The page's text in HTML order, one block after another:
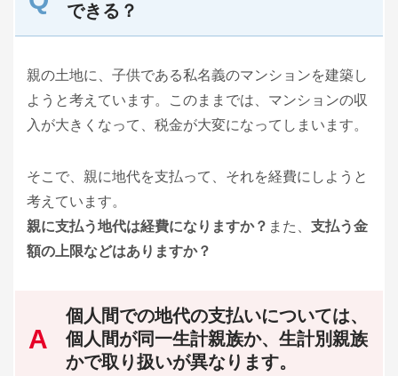
できる？
親の土地に、子供である私名義のマンションを建築し
ようと考えています。このままでは、マンションの収
入が大きくなって、税金が大変になってしまいます。
そこで、親に地代を支払って、それを経費にしようと
考えています。
親に支払う地代は経費になりますか？ また、 支払う金
額の上限などはありますか？
個人間での地代の支払いについては、
個人間が同一生計親族か、生計別親族
かで取り扱いが異なります。